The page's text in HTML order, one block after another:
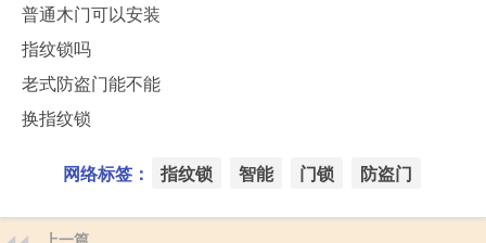
普通木门可以安装
指纹锁吗
老式防盗门能不能
换指纹锁
网络标签： 指纹锁 智能 门锁 防盗门